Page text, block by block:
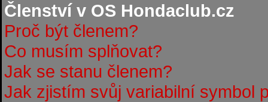
Členství v OS Hondaclub.cz
Proč být členem?
Co musím splňovat?
Jak se stanu členem?
Jak zjistím svůj variabilní symbol